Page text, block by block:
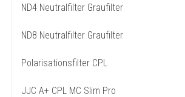
ND4 Neutralfilter Graufilter
ND8 Neutralfilter Graufilter
Polarisationsfilter CPL
JJC A+ CPL MC Slim Pro